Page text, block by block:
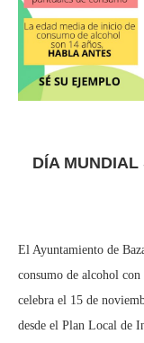
DÍA
El Ayuntamiento de
consumo de alcohol
celebra el 15 de
desde el Plan Local de